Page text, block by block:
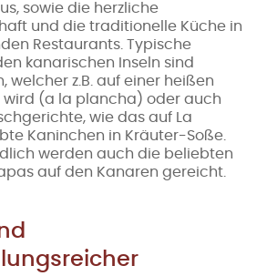
sowie die herzliche
und die traditionelle Küche in
Restaurants. Typische
kanarischen Inseln sind
welcher z.B. auf einer heißen
wird (a la plancha) oder auch
wie das auf La
Kaninchen in Kräuter-Soße.
werden auch die beliebten
auf den Kanaren gereicht.